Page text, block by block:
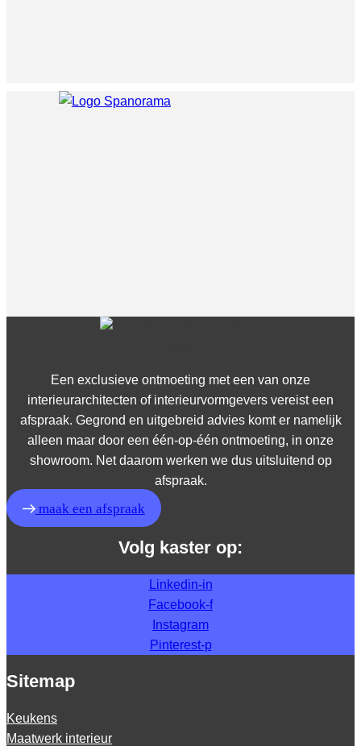
Een exclusieve ontmoeting met een van onze
interieurarchitecten of interieurvormgevers vereist een
afspraak. Gegrond en uitgebreid advies komt er namelijk
alleen maar door een één-op-één ontmoeting, in onze
showroom. Net daarom werken we dus uitsluitend op
afspraak.
maak een afspraak
Volg kaster op:
Linkedin-in
Facebook-f
Instagram
Pinterest-p
Sitemap
Keukens
Maatwerk interieur